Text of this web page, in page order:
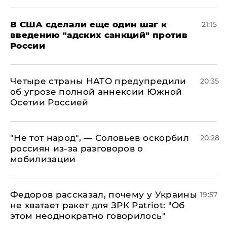
В США сделали еще один шаг к
введению "адских санкций" против
России
21:15
Четыре страны НАТО предупредили
об угрозе полной аннексии Южной
Осетии Россией
20:35
​"Не тот народ", — Соловьев оскорбил
россиян из-за разговоров о
мобилизации
20:28
Федоров рассказал, почему у Украины
не хватает ракет для ЗРК Patriot: "Об
этом неоднократно говорилось"
19:57